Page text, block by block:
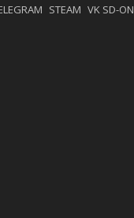
STEAM VK SD-ON